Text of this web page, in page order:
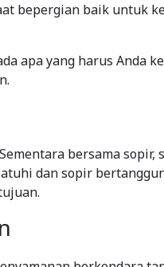
bepergian baik untuk
apa yang harus Anda
bersama sopir,
dan sopir